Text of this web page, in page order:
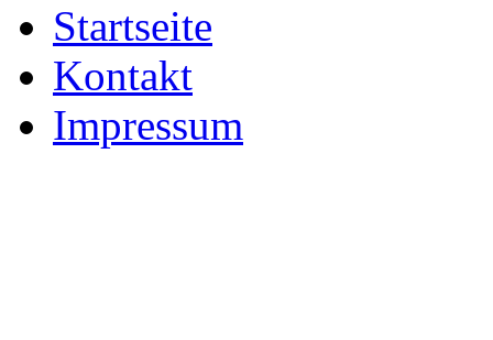
Startseite
Kontakt
Impressum